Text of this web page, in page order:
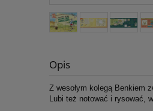
Opis
Z wesołym kolegą Benkiem
Lubi też notować i rysować,